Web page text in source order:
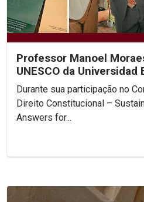
Professor Manoel
UNESCO da Universidad
Colombia
Durante sua participação no
Direito Constitucional –
Answers for...